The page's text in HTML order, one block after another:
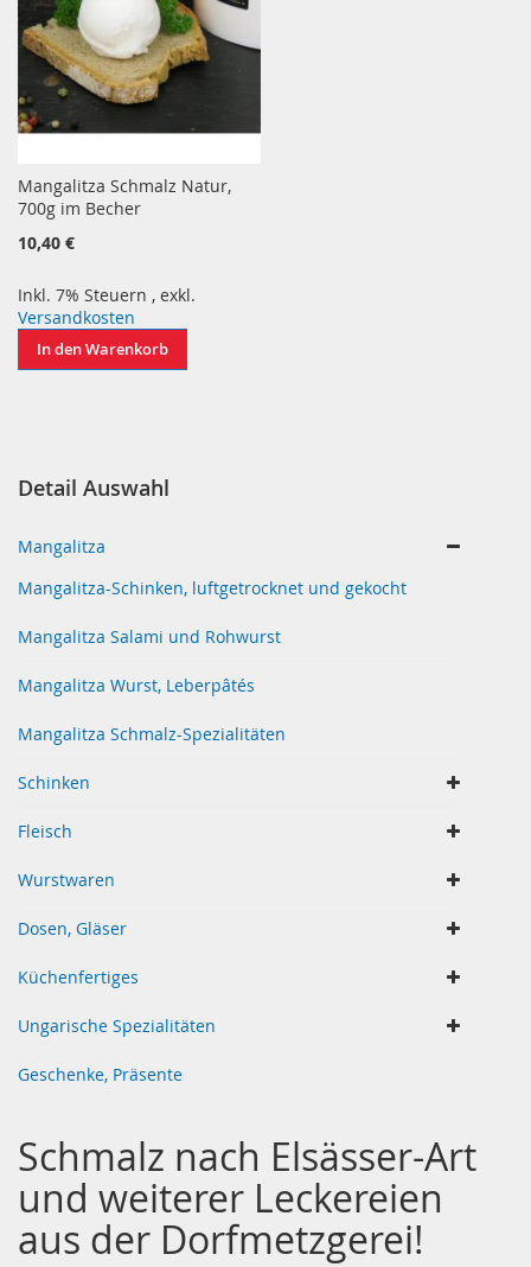
Mangalitza Schmalz Natur,
700g im Becher
10,40 €
Inkl. 7% Steuern , exkl.
Versandkosten
In den Warenkorb
Detail Auswahl
Mangalitza
Mangalitza-Schinken, luftgetrocknet und gekocht
Mangalitza Salami und Rohwurst
Mangalitza Wurst, Leberpâtés
Mangalitza Schmalz-Spezialitäten
Schinken
Fleisch
Wurstwaren
Dosen, Gläser
Küchenfertiges
Ungarische Spezialitäten
Geschenke, Präsente
Schmalz nach Elsässer-Art
und weiterer Leckereien
aus der Dorfmetzgerei!